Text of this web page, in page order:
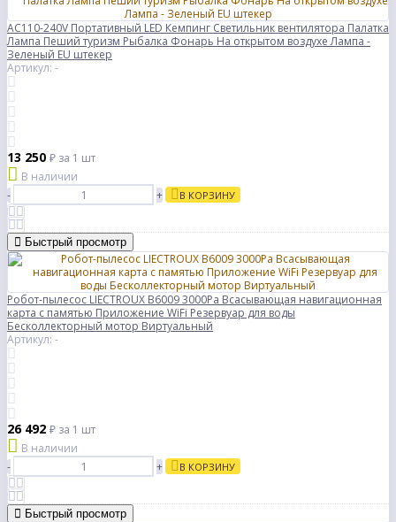
AC110-240V Портативный LED Кемпинг Светильник вентилятора Палатка
Лампа Пеший туризм Рыбалка Фонарь На открытом воздухе Лампа -
Зеленый EU штекер
Артикул: -
13 250 ₽ за 1 шт
В наличии
-
+ В КОРЗИНУ
Быстрый просмотр
Робот-пылесос LIECTROUX B6009 3000Pa Всасывающая навигационная
карта с памятью Приложение WiFi Резервуар для воды
Бесколлекторный мотор Виртуальный
Артикул: -
26 492 ₽ за 1 шт
В наличии
-
+ В КОРЗИНУ
Быстрый просмотр